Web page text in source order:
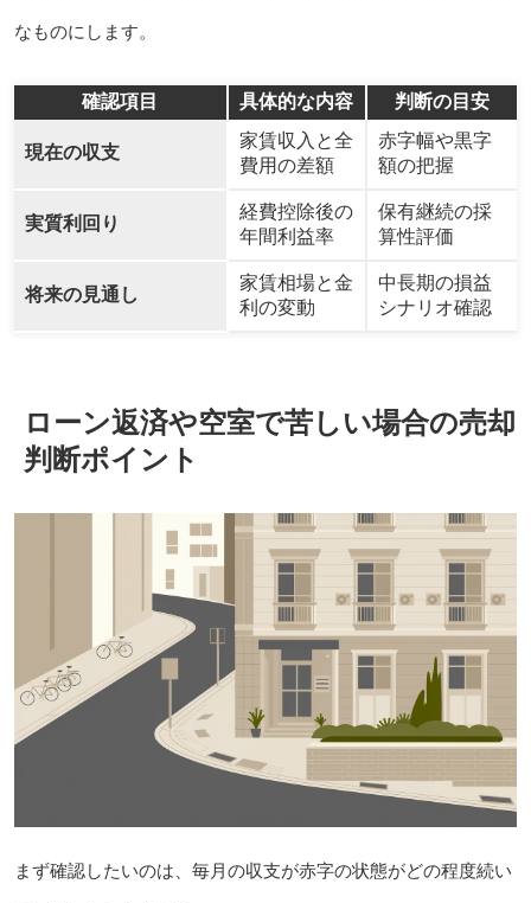
なものにします。
確認項目 具体的な内容 判断の目安
現在の収支
家賃収入と全
費用の差額
赤字幅や黒字
額の把握
実質利回り
経費控除後の
年間利益率
保有継続の採
算性評価
将来の見通し
家賃相場と金
利の変動
中長期の損益
シナリオ確認
ローン返済や空室で苦しい場合の売却
判断ポイント
まず確認したいのは、毎月の収支が赤字の状態がどの程度続い